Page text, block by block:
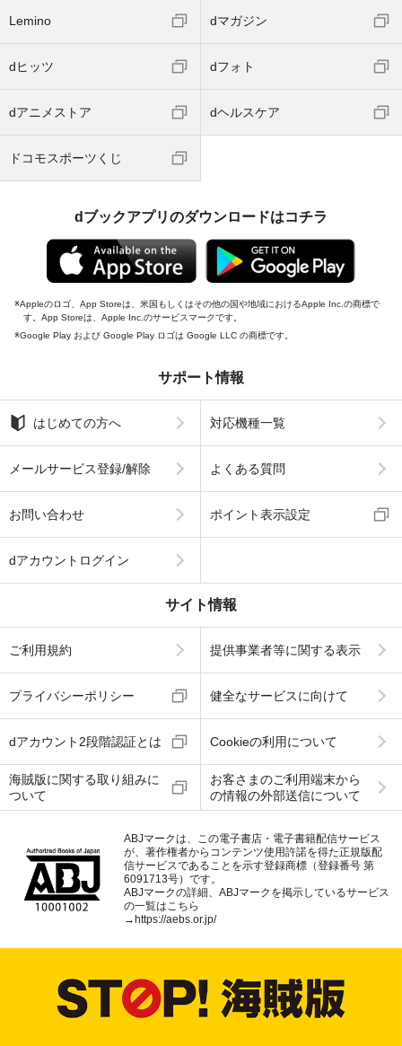
Lemino dマガジン
dヒッツ dフォト
dアニメストア dヘルスケア
ドコモスポーツくじ
dブックアプリのダウンロードはコチラ
Appleのロゴ、App Storeは、米国もしくはその他の国や地域におけるApple Inc.の商標で
す。App Storeは、Apple Inc.のサービスマークです。
Google Play および Google Play ロゴは Google LLC の商標です。
サポート情報
はじめての方へ 対応機種一覧
メールサービス登録/解除 よくある質問
お問い合わせ ポイント表示設定
dアカウントログイン
サイト情報
ご利用規約 提供事業者等に関する表示
プライバシーポリシー 健全なサービスに向けて
dアカウント2段階認証とは Cookieの利用について
海賊版に関する取り組みに
ついて
お客さまのご利用端末から
の情報の外部送信について
ABJマークは、この電子書店・電子書籍配信サービス
が、著作権者からコンテンツ使用許諾を得た正規版配
信サービスであることを示す登録商標（登録番号 第
6091713号）です。
ABJマークの詳細、ABJマークを掲示しているサービス
の一覧はこちら
→ https://aebs.or.jp/